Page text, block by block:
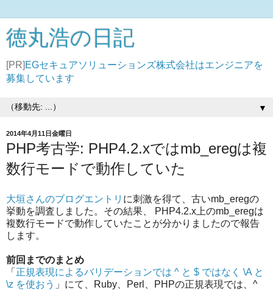
徳丸浩の日記
[PR] EGセキュアソリューションズ株式会社はエンジニアを
募集しています
▼
2014年4月11日金曜日
PHP考古学: PHP4.2.xではmb_eregは複
数行モードで動作していた
大垣さんのブログエントリ に刺激を得て、古いmb_eregの
挙動を調査しました。その結果、 PHP4.2.x上のmb_eregは
複数行モードで動作していたことが分かりましたので報告
します。
前回までのまとめ
「 正規表現によるバリデーションでは ^ と $ ではなく \A と
\z を使おう 」にて、Ruby、Perl、PHPの正規表現では、^